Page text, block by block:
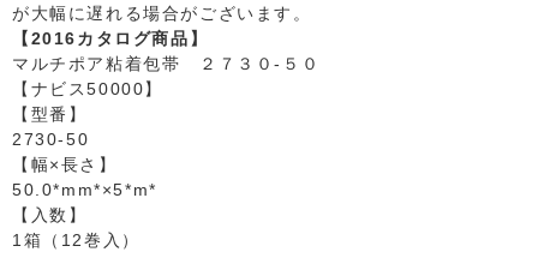
が大幅に遅れる場合がございます。
【2016カタログ商品】
マルチポア粘着包帯 ２７３０-５０
【ナビス50000】
【型番】
2730-50
【幅×長さ】
50.0*mm*×5*m*
【入数】
1箱（12巻入）